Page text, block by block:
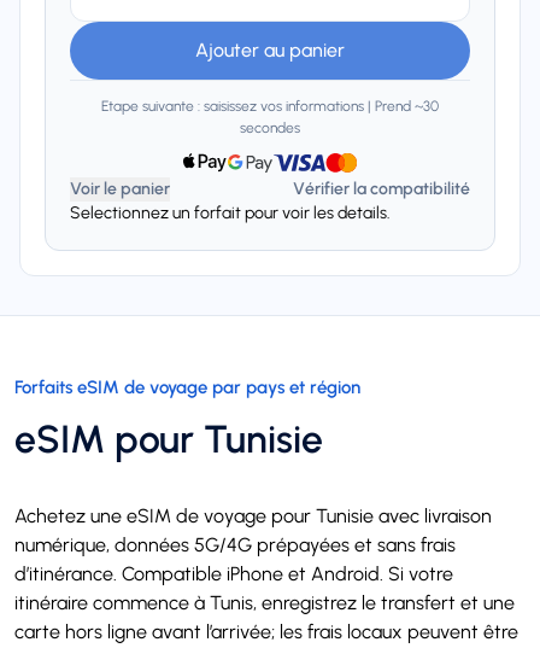
Ajouter au panier
Etape suivante : saisissez vos informations | Prend ~30
secondes
Voir le panier
Vérifier la compatibilité
Selectionnez un forfait pour voir les details.
Forfaits eSIM de voyage par pays et région
eSIM pour Tunisie
Achetez une eSIM de voyage pour Tunisie avec livraison
numérique, données 5G/4G prépayées et sans frais
d’itinérance. Compatible iPhone et Android. Si votre
itinéraire commence à Tunis, enregistrez le transfert et une
carte hors ligne avant l’arrivée; les frais locaux peuvent être